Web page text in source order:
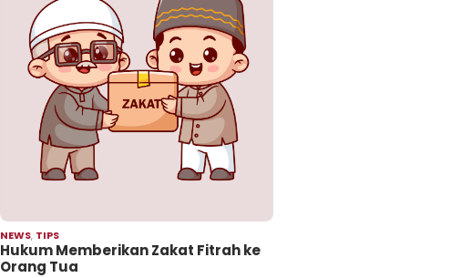
NEWS, TIPS
Hukum Memberikan Zakat Fitrah ke
Orang Tua